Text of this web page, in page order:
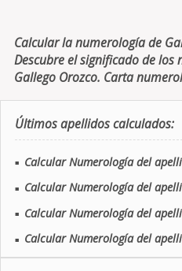
Calcular la numerología de
Descubre el significado de los
Gallego Orozco. Carta
Últimos apellidos calculados:
■ Calcular Numerología del
■ Calcular Numerología del
■ Calcular Numerología del
■ Calcular Numerología del